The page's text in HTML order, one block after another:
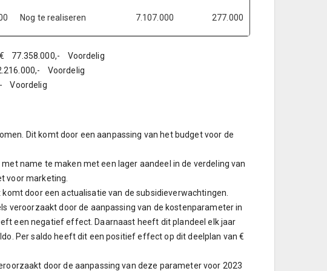
Nog te realiseren 7.107.000 277.000
€ 77.358.000,- Voordelig
Voordelig
Voordelig
Dit komt door een aanpassing van het budget voor de
name te maken met een lager aandeel in de verdeling van
voor marketing.
door een actualisatie van de subsidieverwachtingen.
veroorzaakt door de aanpassing van de kostenparameter in
een negatief effect. Daarnaast heeft dit plandeel elk jaar
Per saldo heeft dit een positief effect op dit deelplan van €
door de aanpassing van deze parameter voor 2023